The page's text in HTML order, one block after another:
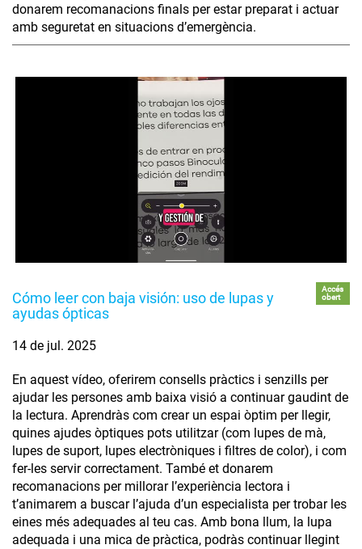
donarem recomanacions finals per estar preparat i actuar
amb seguretat en situacions d’emergència.
Cómo leer con baja visión: uso de lupas y
ayudas ópticas
Accés
obert
14 de jul. 2025
En aquest vídeo, oferirem consells pràctics i senzills per
ajudar les persones amb baixa visió a continuar gaudint de
la lectura. Aprendràs com crear un espai òptim per llegir,
quines ajudes òptiques pots utilitzar (com lupes de mà,
lupes de suport, lupes electròniques i filtres de color), i com
fer-les servir correctament. També et donarem
recomanacions per millorar l’experiència lectora i
t’animarem a buscar l’ajuda d’un especialista per trobar les
eines més adequades al teu cas. Amb bona llum, la lupa
adequada i una mica de pràctica, podràs continuar llegint